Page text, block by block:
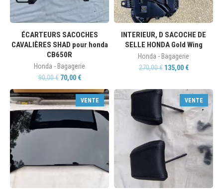
ÉCARTEURS SACOCHES
CAVALIÈRES SHAD pour honda
CB650R
Honda - Bagagerie
90,00€ 70,00 €
INTERIEUR, D SACOCHE DE
SELLE HONDA Gold Wing
Honda - Bagagerie
270,00€ 135,00 €
VENTE VENTE